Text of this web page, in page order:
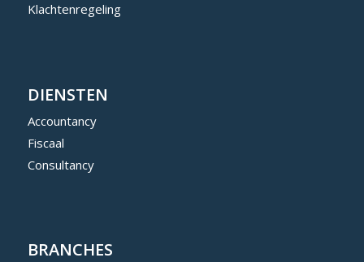
Klachtenregeling
DIENSTEN
Accountancy
Fiscaal
Consultancy
BRANCHES